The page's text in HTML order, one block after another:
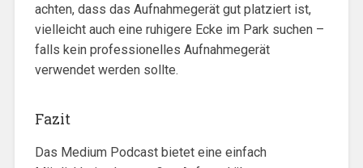
achten, dass das Aufnahmegerät gut platziert ist,
vielleicht auch eine ruhigere Ecke im Park suchen –
falls kein professionelles Aufnahmegerät
verwendet werden sollte.
Fazit
Das Medium Podcast bietet eine einfach